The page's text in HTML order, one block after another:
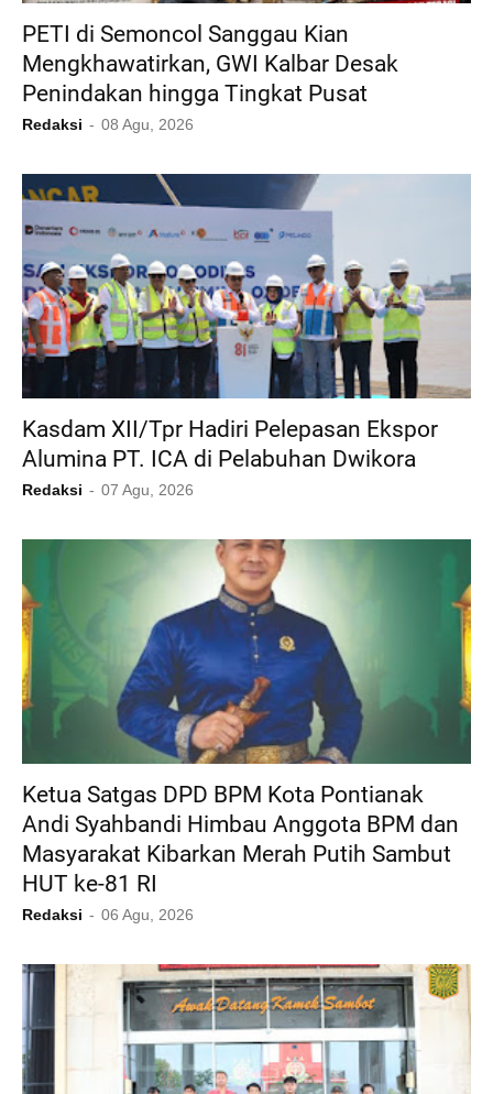
PETI di Semoncol Sanggau Kian
Mengkhawatirkan, GWI Kalbar Desak
Penindakan hingga Tingkat Pusat
Redaksi 08 Agu, 2026
Kasdam XII/Tpr Hadiri Pelepasan Ekspor
Alumina PT. ICA di Pelabuhan Dwikora
Redaksi 07 Agu, 2026
Ketua Satgas DPD BPM Kota Pontianak
Andi Syahbandi Himbau Anggota BPM dan
Masyarakat Kibarkan Merah Putih Sambut
HUT ke-81 RI
Redaksi 06 Agu, 2026